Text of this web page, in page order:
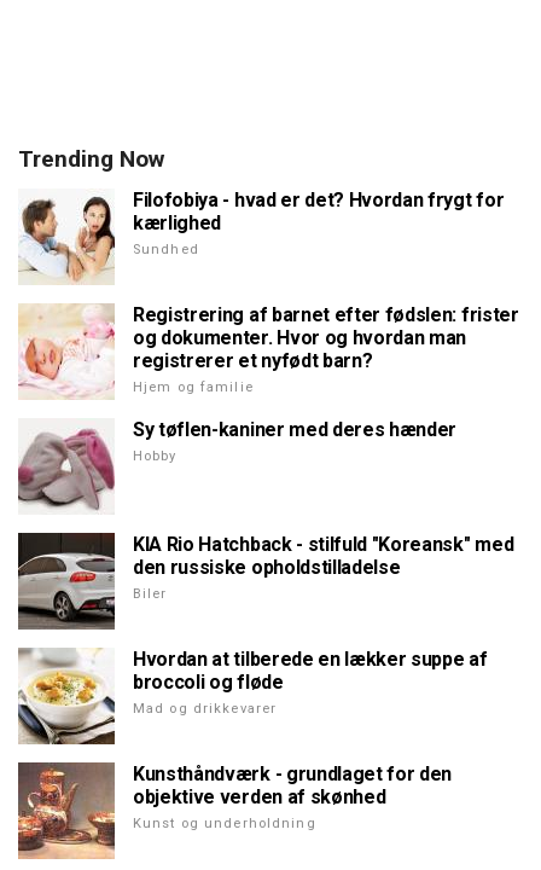
Trending Now
Filofobiya - hvad er det? Hvordan frygt for
kærlighed
Sundhed
Registrering af barnet efter fødslen: frister
og dokumenter. Hvor og hvordan man
registrerer et nyfødt barn?
Hjem og familie
Sy tøflen-kaniner med deres hænder
Hobby
KIA Rio Hatchback - stilfuld "Koreansk" med
den russiske opholdstilladelse
Biler
Hvordan at tilberede en lækker suppe af
broccoli og fløde
Mad og drikkevarer
Kunsthåndværk - grundlaget for den
objektive verden af skønhed
Kunst og underholdning